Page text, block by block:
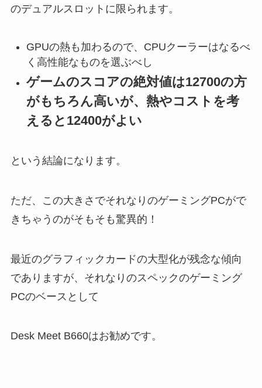
のデュアルスロットに限られます。
GPUの熱も加わるので、CPUクーラーはなるべ
く高性能なものを選ぶべし
ゲームのスコアの絶対値は12700の方
がもちろん高いが、熱やコストを考
えると12400がよい
という結論になります。
ただ、この大きさでそれなりのゲーミングPCがで
きちゃうのがそもそも驚異的！
最近のグラフィックカードの大型化が残念な傾向
でありますが、それなりのスペックのゲーミング
PCのベースとして
Desk Meet B660はお勧めです。